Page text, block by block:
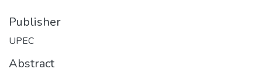
Publisher
UPEC
Abstract